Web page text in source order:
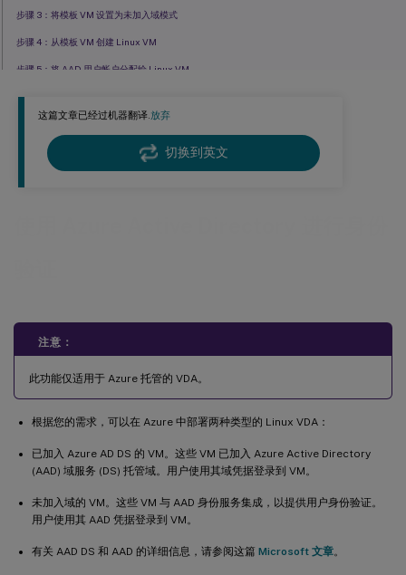
这篇文章已经过机器翻译.放弃
切换到英文
注意：
此功能仅适用于 Azure 托管的 VDA。
根据您的需求，可以在 Azure 中部署两种类型的 Linux VDA：
已加入 Azure AD DS 的 VM。这些 VM 已加入 Azure Active Directory
(AAD) 域服务 (DS) 托管域。用户使用其域凭据登录到 VM。
未加入域的 VM。这些 VM 与 AAD 身份服务集成，以提供用户身份验证。
用户使用其 AAD 凭据登录到 VM。
有关 AAD DS 和 AAD 的详细信息，请参阅这篇 Microsoft 文章。
步骤 3：将模板 VM 设置为未加入域模式
步骤 4：从模板 VM 创建 Linux VM
步骤 5：将 AAD 用户帐户分配给 Linux VM
登录到未加入域的 VDA